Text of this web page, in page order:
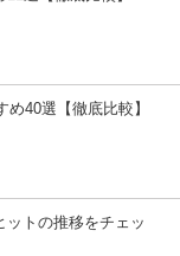
40選【徹底比較】
トの推移をチェッ